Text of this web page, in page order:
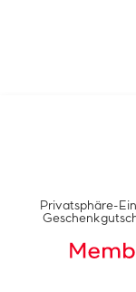
Privatsphäre-